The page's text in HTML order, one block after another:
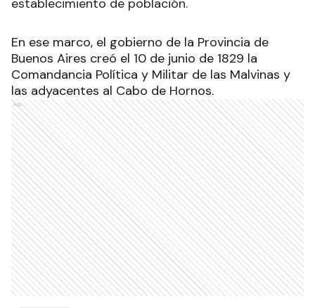
establecimiento de población.
En ese marco, el gobierno de la Provincia de
Buenos Aires creó el 10 de junio de 1829 la
Comandancia Política y Militar de las Malvinas y
las adyacentes al Cabo de Hornos.
Ads